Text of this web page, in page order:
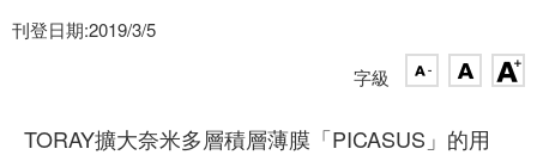
刊登日期:2019/3/5
字級
TORAY擴大奈米多層積層薄膜「PICASUS」的用